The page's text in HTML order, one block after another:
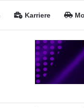
Karriere